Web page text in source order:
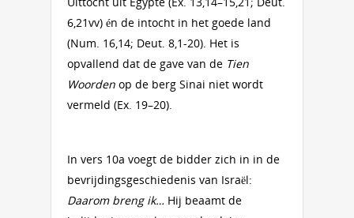
6,21vv) én de intocht in het goede land
(Num. 16,14; Deut. 8,1-20). Het is
opvallend dat de gave van de Tien
Woorden op de berg Sinai niet wordt
vermeld (Ex. 19–20).
In vers 10a voegt de bidder zich in in de
bevrijdingsgeschiedenis van Israël:
Daarom breng ik… Hij beaamt de